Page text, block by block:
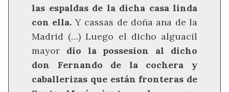
las espaldas de la dicha casa linda
con ella. Y cassas de doña ana de la
Madrid (…) Luego el dicho alguacil
mayor dio la possesion al dicho
don Fernando de la cochera y
caballerizas que están fronteras de